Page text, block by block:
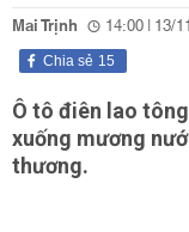
Mai Trịnh 14:00 | 13/
15
Chia sẻ
Ô tô điên lao
xuống mương
thương.